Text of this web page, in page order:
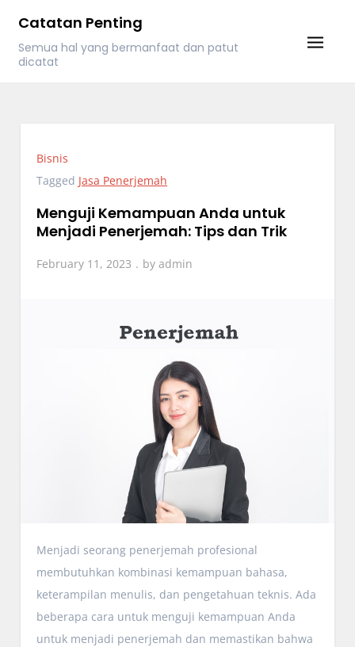
content
Catatan Penting
Semua hal yang bermanfaat dan patut
dicatat
Bisnis
Tagged Jasa Penerjemah
Menguji Kemampuan Anda untuk
Menjadi Penerjemah: Tips dan Trik
February 11, 2023 byadmin
Menjadi seorang penerjemah profesional
membutuhkan kombinasi kemampuan bahasa,
keterampilan menulis, dan pengetahuan teknis. Ada
beberapa cara untuk menguji kemampuan Anda
untuk menjadi penerjemah dan memastikan bahwa